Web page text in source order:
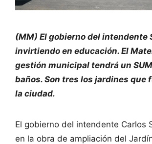
(MM) El gobierno del intendente
invirtiendo en educación. El
gestión municipal tendrá un
baños. Son tres los jardines que
la ciudad.
El gobierno del intendente Carlos
en la obra de ampliación del